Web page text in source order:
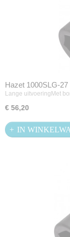
Hazet 1000SLG-
Lange uitvoeringMet
€ 56,20
IN